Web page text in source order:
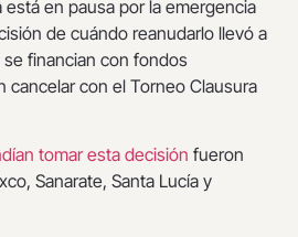
está en pausa por la emergencia
de cuándo reanudarlo llevó a
financian con fondos
cancelar con el Torneo Clausura
tomar esta decisión fueron
Sanarate, Santa Lucía y